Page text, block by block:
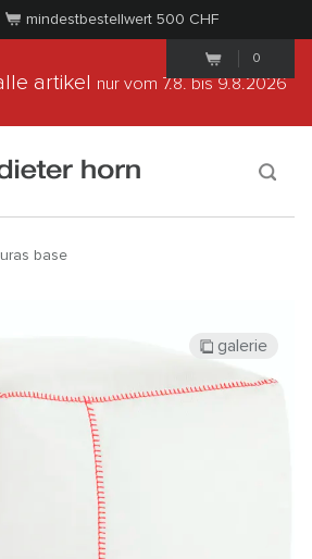
mindestbestellwert 500 CHF
0
artikel nur vom 7.8.bis 9.8.2026
base
galerie